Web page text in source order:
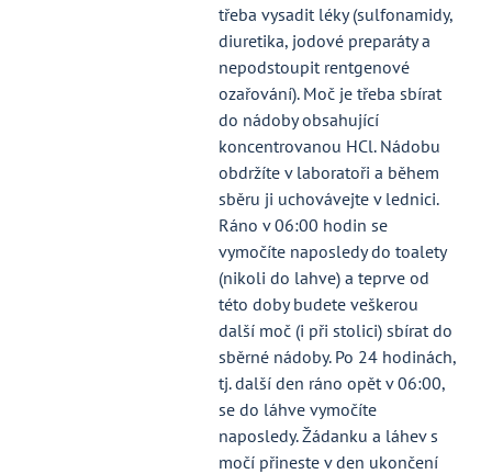
třeba vysadit léky (sulfonamidy,
diuretika, jodové preparáty a
nepodstoupit rentgenové
ozařování). Moč je třeba sbírat
do nádoby obsahující
koncentrovanou HCl. Nádobu
obdržíte v laboratoři a během
sběru ji uchovávejte v lednici.
Ráno v 06:00 hodin se
vymočíte naposledy do toalety
(nikoli do lahve) a teprve od
této doby budete veškerou
další moč (i při stolici) sbírat do
sběrné nádoby. Po 24 hodinách,
tj. další den ráno opět v 06:00,
se do láhve vymočíte
naposledy. Žádanku a láhev s
močí přineste v den ukončení